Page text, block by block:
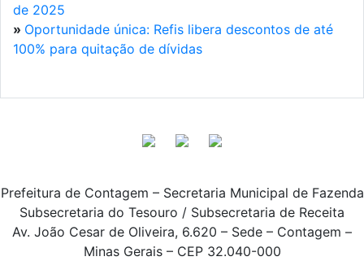
de 2025
» Oportunidade única: Refis libera descontos de até
100% para quitação de dívidas
Prefeitura de Contagem – Secretaria Municipal de Fazenda
Subsecretaria do Tesouro / Subsecretaria de Receita
Av. João Cesar de Oliveira, 6.620 – Sede – Contagem –
Minas Gerais – CEP 32.040-000